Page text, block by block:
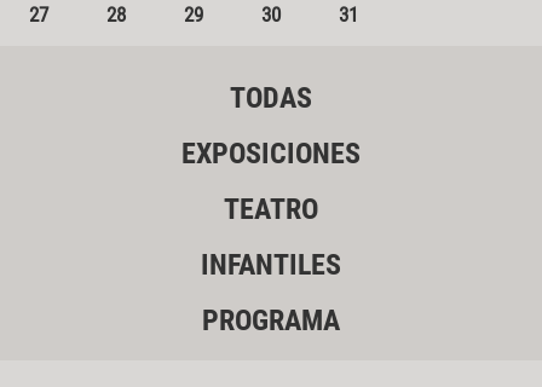
27
28 29 30 31
TODAS
EXPOSICIONES
TEATRO
INFANTILES
PROGRAMA